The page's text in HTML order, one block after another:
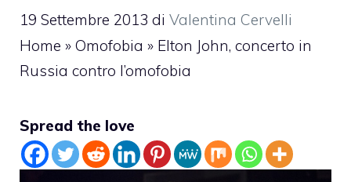
19 Settembre 2013 di Valentina Cervelli
Home » Omofobia » Elton John, concerto in
Russia contro l’omofobia
Spread the love